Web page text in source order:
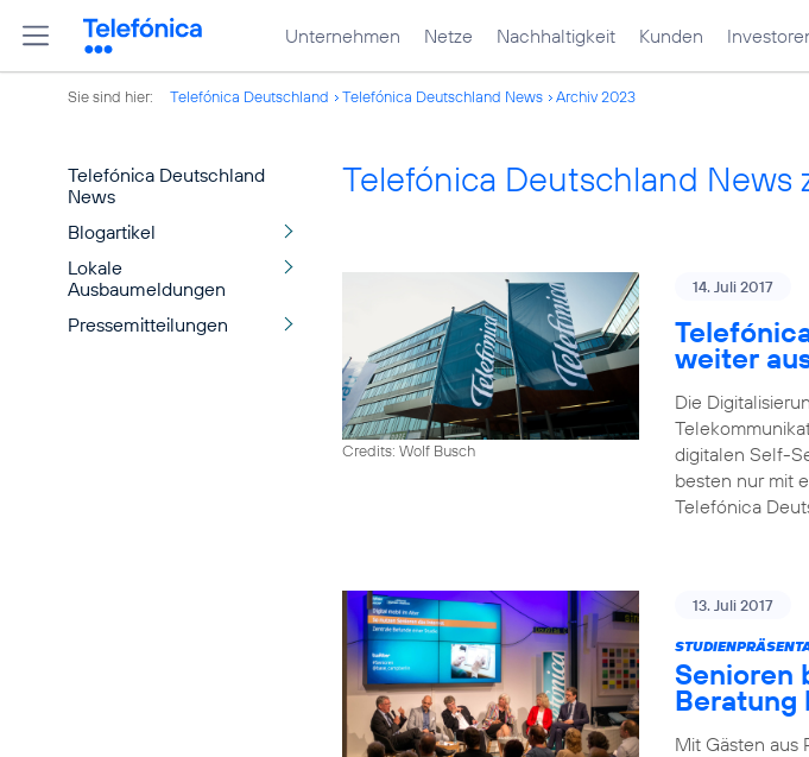
Unternehmen Netze Nachhaltigkeit Kunden
Sie sind hier: Telefónica Deutschland Telefónica Deutschland News Archiv 2023
Telefónica Deutschland
News
Blogartikel
Lokale
Ausbaumeldungen
Pressemitteilungen
Telefónica Deutschland
Credits: Wolf Busch
14. Juli 2017
weiter
Die
digitalen Self-
besten nur mit
Telefónica
13. Juli 2017
Senioren
Beratung
Mit Gästen aus